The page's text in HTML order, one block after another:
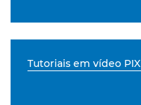
Tutoriais em vídeo